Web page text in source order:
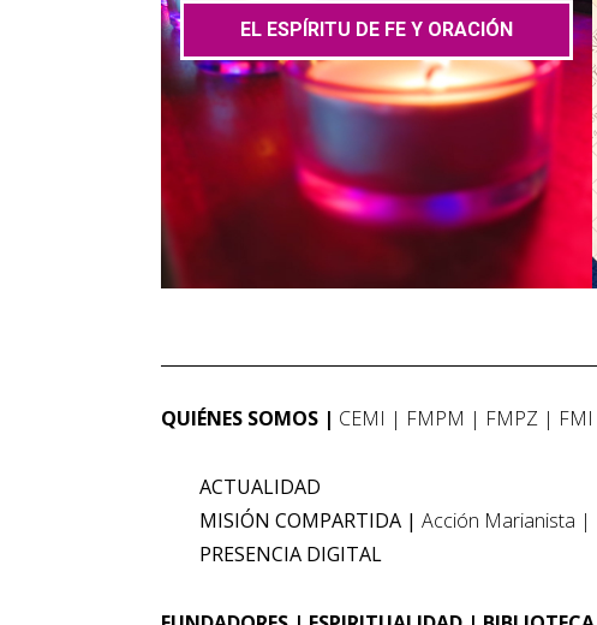
EL ESPÍRITU DE FE Y ORACIÓN
QUIÉNES SOMOS CEMI FMPM FMPZ FMI
ACTUALIDAD
MISIÓN COMPARTIDA
Acción Marianista
PRESENCIA DIGITAL